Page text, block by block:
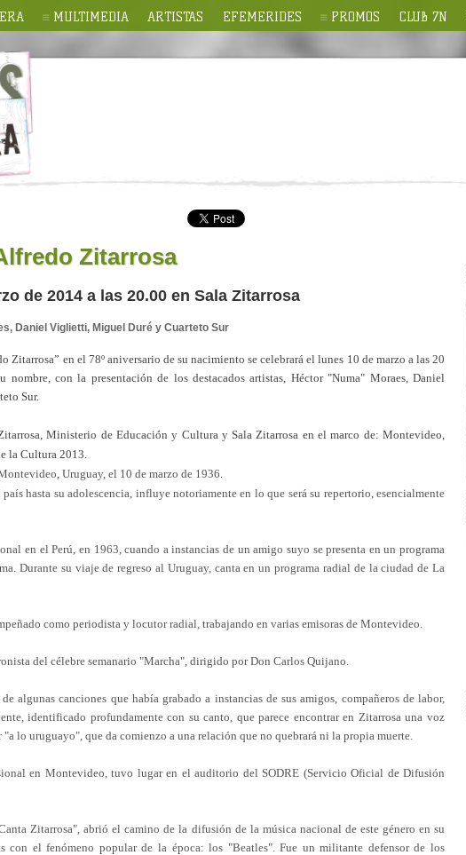
MULTIMEDIA ARTISTAS EFEMERIDES PROMOS CLUB 7N
Zitarrosa
de 2014 a las 20.00 en Sala Zitarrosa
Daniel Viglietti, Miguel Duré y Cuarteto Sur
Zitarrosa” en el 78º aniversario de su nacimiento se celebrará el lunes 10 de marzo a las 20
nombre, con la presentación de los destacados artistas, Héctor "Numa" Moraes, Daniel
Sur.
Ministerio de Educación y Cultura y Sala Zitarrosa en el marco de: Montevideo,
la Cultura 2013.
Uruguay, el 10 de marzo de 1936.
hasta su adolescencia, influye notoriamente en lo que será su repertorio, esencialmente
en el Perú, en 1963, cuando a instancias de un amigo suyo se presenta en un programa
Durante su viaje de regreso al Uruguay, canta en un programa radial de la ciudad de La
como periodista y locutor radial, trabajando en varias emisoras de Montevideo.
del célebre semanario "Marcha", dirigido por Don Carlos Quijano.
algunas canciones que había grabado a instancias de sus amigos, compañeros de labor,
identificado profundamente con su canto, que parece encontrar en Zitarrosa una voz
"a lo uruguayo", que da comienzo a una relación que no quebrará ni la propia muerte.
en Montevideo, tuvo lugar en el auditorio del SODRE (Servicio Oficial de Difusión
Zitarrosa", abrió el camino de la difusión de la música nacional de este género en su
con el fenómeno popular de la época: los "Beatles". Fue un militante defensor de los